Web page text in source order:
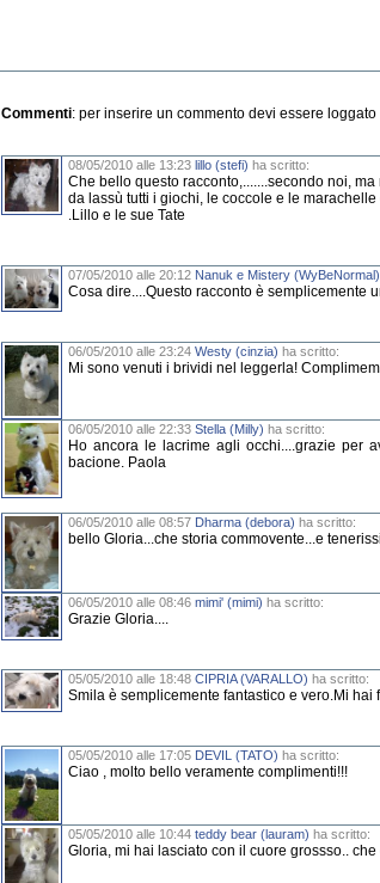
Commenti: per inserire un commento devi essere loggato
08/05/2010 alle 13:23 lillo (stefi) ha scritto:
Che bello questo racconto,.......secondo noi,
da lassù tutti i giochi, le coccole e le
.Lillo e le sue Tate
07/05/2010 alle 20:12 Nanuk e Mistery (WyBeNormal)
Cosa dire....Questo racconto è semplicemente
06/05/2010 alle 23:24 Westy (cinzia) ha scritto:
Mi sono venuti i brividi nel leggerla!
06/05/2010 alle 22:33 Stella (Milly) ha scritto:
Ho ancora le lacrime agli occhi....grazie per
bacione. Paola
06/05/2010 alle 08:57 Dharma (debora) ha scritto:
bello Gloria...che storia commovente...e
06/05/2010 alle 08:46 mimi' (mimi) ha scritto:
Grazie Gloria....
05/05/2010 alle 18:48 CIPRIA (VARALLO) ha scritto:
Smila è semplicemente fantastico e vero.Mi hai
05/05/2010 alle 17:05 DEVIL (TATO) ha scritto:
Ciao , molto bello veramente complimenti!!!
05/05/2010 alle 10:44 teddy bear (lauram) ha scritto:
Gloria, mi hai lasciato con il cuore grossso..